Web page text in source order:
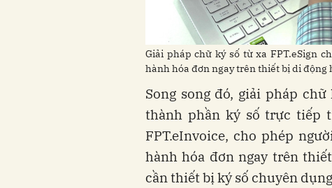
Giải pháp chữ ký số từ xa FPT.eSign
hành hóa đơn ngay trên thiết bị di động
Song song đó, giải pháp
thành phần ký số trực tiếp
FPT.eInvoice, cho phép
hành hóa đơn ngay trên
cần thiết bị ký số chuyên